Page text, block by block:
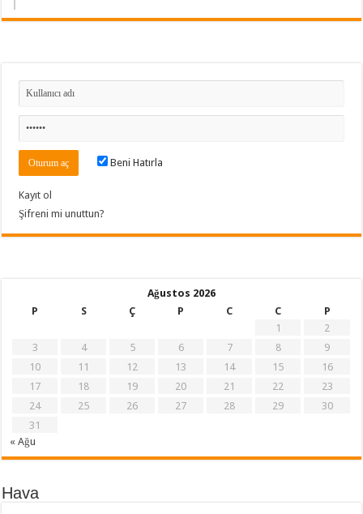
Beni Hatırla
Kayıt ol
Şifreni mi unuttun?
Ağustos 2026
P
S Ç P C C
P
1
2
3
4 5 6 7 8
9
10
11 12 13 14 15
16
17
18 19 20 21 22
23
24
25 26 27 28 29
30
31
« Ağu
Hava